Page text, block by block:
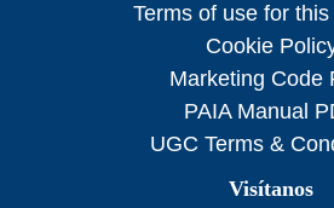
Terms of use for
Cookie
Marketing Code
PAIA Manual
UGC Terms &
Visítanos